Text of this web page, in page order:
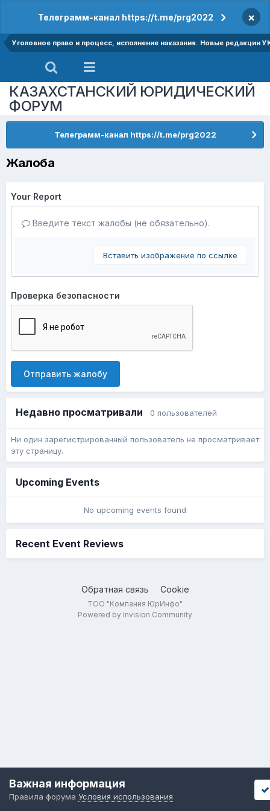
Телеграмм-канал https://t.me/prg2022 ×
Уголовное право и процесс, исполнение наказания. Новые редакции
КАЗАХСТАНСКИЙ ЮРИДИЧЕСКИЙ
ФОРУМ
Телеграмм-канал https://t.me/prg2022
Жалоба
Your Report
Введите текст жалобы (не обязательно).
Вставить изображение по ссылке
Проверка безопасности
Отправить жалобу
Недавно просматривали 0 пользователей
Ни один зарегистрированный пользователь не просматривает
эту страницу.
Upcoming Events
No upcoming events found
Recent Event Reviews
Обратная связь Cookie
ТОО "Компания ЮрИнфо"
Powered by Invision Community
Важная информация
Правила форума Условия использования